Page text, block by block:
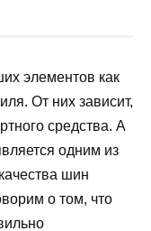
элементов как
От них зависит,
средства. А
одним из
шин
о том, что